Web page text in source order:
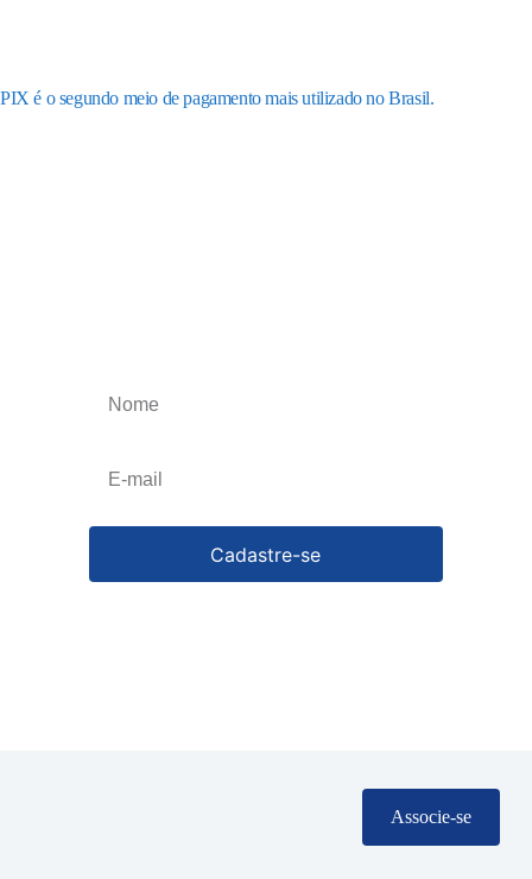
PIX é o segundo meio de pagamento mais utilizado no Brasil.
Cadastre-se
Associe-se